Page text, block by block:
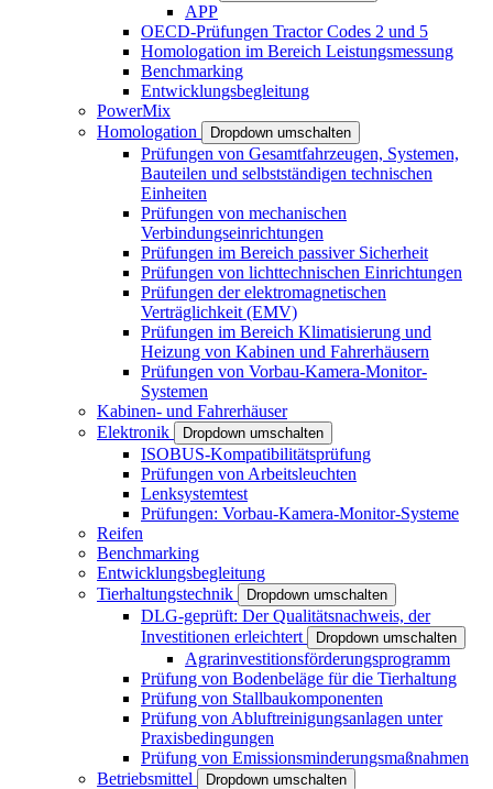
APP
OECD-Prüfungen Tractor Codes 2 und 5
Homologation im Bereich Leistungsmessung
Benchmarking
Entwicklungsbegleitung
PowerMix
Homologation
Dropdown umschalten
Prüfungen von Gesamtfahrzeugen, Systemen,
Bauteilen und selbstständigen technischen
Einheiten
Prüfungen von mechanischen
Verbindungseinrichtungen
Prüfungen im Bereich passiver Sicherheit
Prüfungen von lichttechnischen Einrichtungen
Prüfungen der elektromagnetischen
Verträglichkeit (EMV)
Prüfungen im Bereich Klimatisierung und
Heizung von Kabinen und Fahrerhäusern
Prüfungen von Vorbau-Kamera-Monitor-
Systemen
Kabinen- und Fahrerhäuser
Elektronik
Dropdown umschalten
ISOBUS-Kompatibilitätsprüfung
Prüfungen von Arbeitsleuchten
Lenksystemtest
Prüfungen: Vorbau-Kamera-Monitor-Systeme
Reifen
Benchmarking
Entwicklungsbegleitung
Tierhaltungstechnik
Dropdown umschalten
DLG-geprüft: Der Qualitätsnachweis, der
Investitionen erleichtert
Dropdown umschalten
Agrarinvestitionsförderungsprogramm
Prüfung von Bodenbeläge für die Tierhaltung
Prüfung von Stallbaukomponenten
Prüfung von Abluftreinigungsanlagen unter
Praxisbedingungen
Prüfung von Emissionsminderungsmaßnahmen
Betriebsmittel
Dropdown umschalten